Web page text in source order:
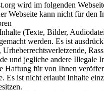
wird im folgenden
Webseite kann nicht für den
(Texte, Bilder,
werden. Es ist
und jegliche andere Illegale
Haftung für von Ihnen
Es ist nicht erlaubt Inhalte